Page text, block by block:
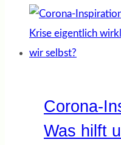
Corona-
Was hilft